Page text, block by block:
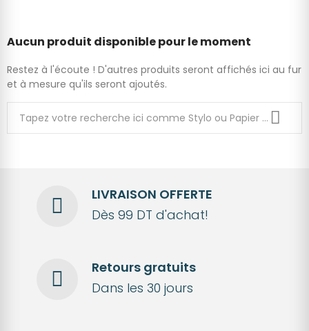
Aucun produit disponible pour le moment
Restez à l'écoute ! D'autres produits seront affichés ici au fur
et à mesure qu'ils seront ajoutés.
LIVRAISON OFFERTE
Dès 99 DT d'achat!
Retours gratuits
Dans les 30 jours